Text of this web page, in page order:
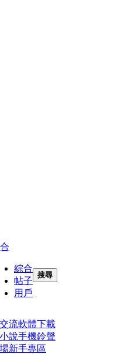
綜合
帖子
用戶
搜尋
流軟體下載
說手機鈴聲
新手專區